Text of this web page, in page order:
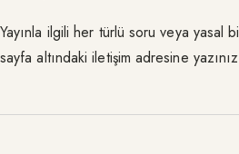
Yayınla ilgili her türlü soru veya yasal
sayfa altındaki iletişim adresine